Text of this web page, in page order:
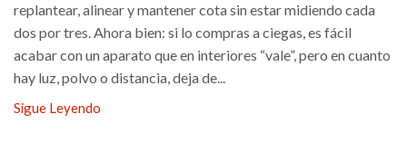
replantear, alinear y mantener cota sin estar midiendo cada
dos por tres. Ahora bien: si lo compras a ciegas, es fácil
acabar con un aparato que en interiores “vale”, pero en cuanto
hay luz, polvo o distancia, deja de...
Sigue Leyendo